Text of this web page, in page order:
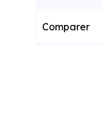
Comparer